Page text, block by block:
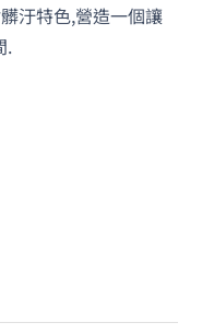
汙特色,營造一個讓
.